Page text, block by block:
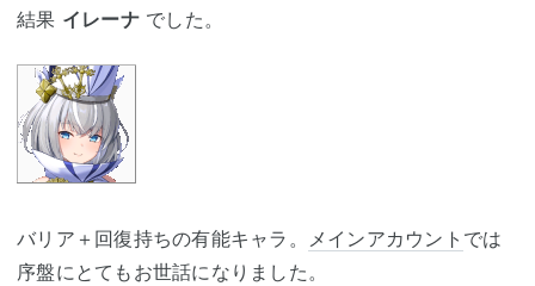
結果 イレーナでした。
バリア＋回復持ちの有能キャラ。 メインアカウント では
序盤にとてもお世話になりました。